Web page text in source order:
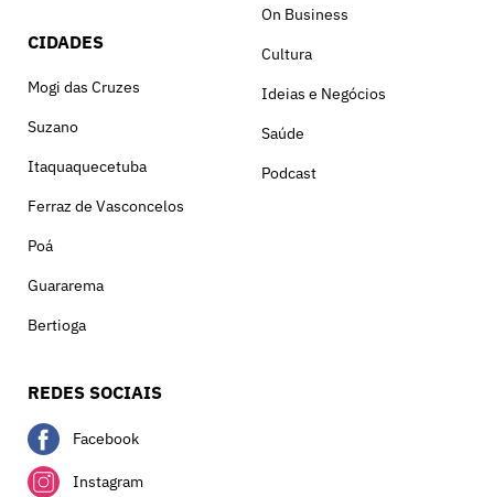
CIDADES
Mogi das Cruzes
Suzano
Itaquaquecetuba
Ferraz de Vasconcelos
Poá
Guararema
Bertioga
On Business
Cultura
Ideias e Negócios
Saúde
Podcast
REDES SOCIAIS
Facebook
Instagram